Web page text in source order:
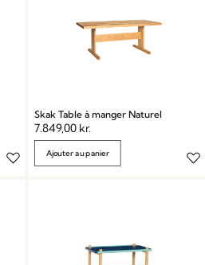
Skak Table à manger Naturel
7.849,00 kr.
Ajouter au panier